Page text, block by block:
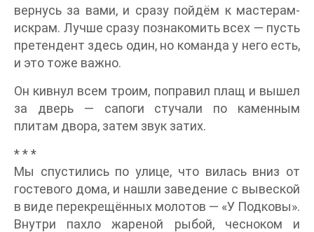
вернусь за вами, и сразу пойдём к мастерам-
искрам. Лучше сразу познакомить всех — пусть
претендент здесь один, но команда у него есть,
и это тоже важно.
Он кивнул всем троим, поправил плащ и вышел
за дверь — сапоги стучали по каменным
плитам двора, затем звук затих.
* * *
Мы спустились по улице, что вилась вниз от
гостевого дома, и нашли заведение с вывеской
в виде перекрещённых молотов — «У Подковы».
Внутри пахло жареной рыбой, чесноком и